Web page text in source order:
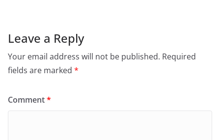
Leave a Reply
Your email address will not be published. Required
fields are marked *
Comment*